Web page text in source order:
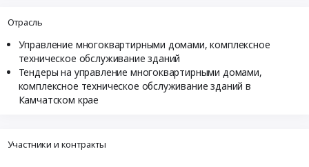
Отрасль
Управление многоквартирными домами, комплексное
техническое обслуживание зданий
Тендеры на управление многоквартирными домами,
комплексное техническое обслуживание зданий в
Камчатском крае
Участники и контракты